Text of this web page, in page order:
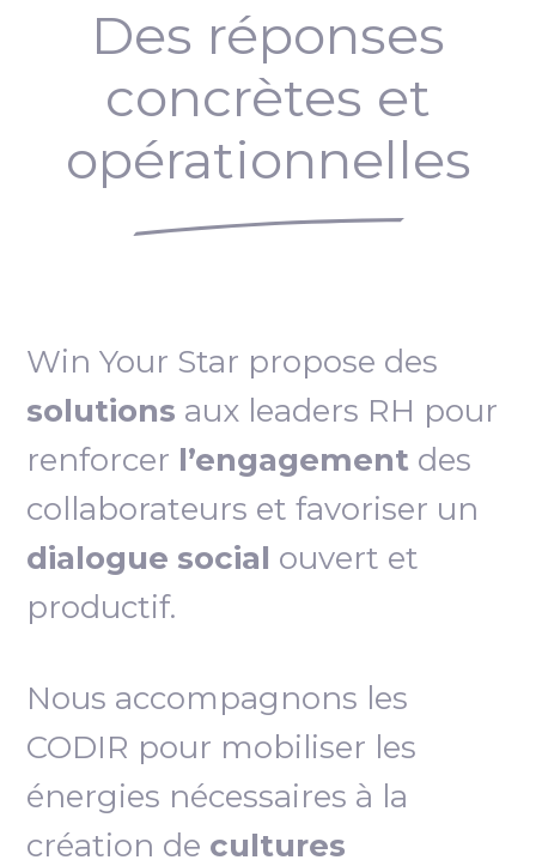
Des réponses
concrètes et
opérationnelles
Win Your Star propose des
solutions aux leaders RH pour
renforcer l’engagement des
collaborateurs et favoriser un
dialogue social ouvert et
productif.
Nous accompagnons les
CODIR pour mobiliser les
énergies nécessaires à la
création de cultures